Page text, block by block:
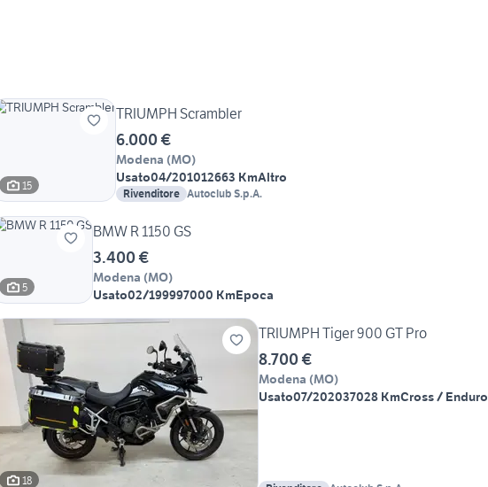
15
TRIUMPH Scrambler
6.000 €
Modena (MO)
Usato04/201012663 KmAltro
Rivenditore Autoclub S.p.A.
5
BMW R 1150 GS
3.400 €
Modena (MO)
Usato02/199997000 KmEpoca
18
TRIUMPH Tiger 900 GT Pro
8.700 €
Modena (MO)
Usato07/202037028 KmCross / Enduro